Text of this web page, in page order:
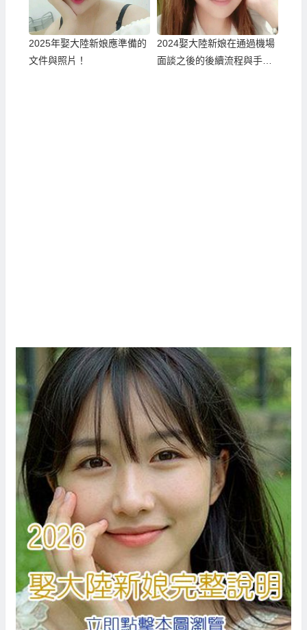
2025年娶大陸新娘應準備的
文件與照片！
2024娶大陸新娘在通過機場
面談之後的後續流程與手